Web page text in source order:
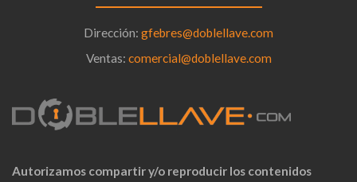
Dirección: gfebres@doblellave.com
Ventas: comercial@doblellave.com
Autorizamos compartir y/o reproducir los contenidos